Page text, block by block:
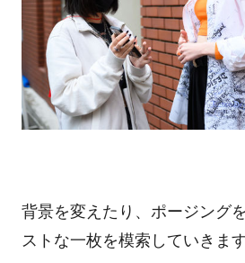
背景を変えたり、ポージング
ストな一枚を模索していきます